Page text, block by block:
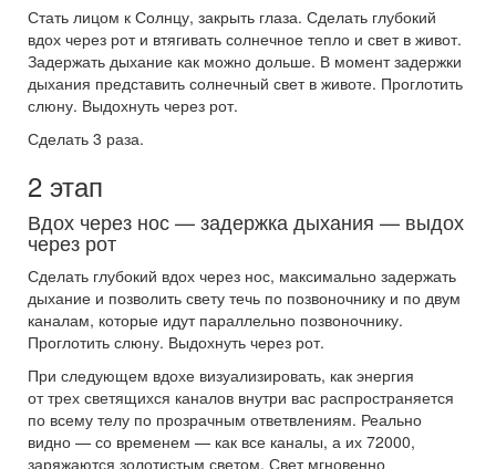
Стать лицом к Солнцу, закрыть глаза. Сделать глубокий
вдох через рот и втягивать солнечное тепло и свет в живот.
Задержать дыхание как можно дольше. В момент задержки
дыхания представить солнечный свет в животе. Проглотить
слюну. Выдохнуть через рот.
Сделать 3 раза.
2 этап
Вдох через нос — задержка дыхания — выдох
через рот
Сделать глубокий вдох через нос, максимально задержать
дыхание и позволить свету течь по позвоночнику и по двум
каналам, которые идут параллельно позвоночнику.
Проглотить слюну. Выдохнуть через рот.
При следующем вдохе визуализировать, как энергия
от трех светящихся каналов внутри вас распространяется
по всему телу по прозрачным ответвлениям. Реально
видно — со временем — как все каналы, а их 72000,
заряжаются золотистым светом. Свет мгновенно